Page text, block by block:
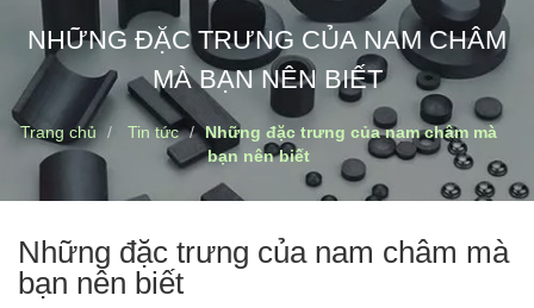
NHỮNG ĐẶC TRƯNG CỦA NAM CHÂM
MÀ BẠN NÊN BIẾT
Trang chủ Tin tức
Những đặc trưng của nam châm mà
bạn nên biết
Những đặc trưng của nam châm mà
bạn nên biết